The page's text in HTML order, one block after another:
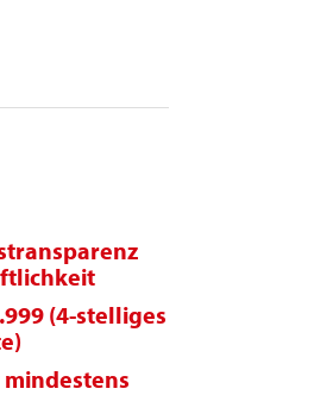
(4-stelliges